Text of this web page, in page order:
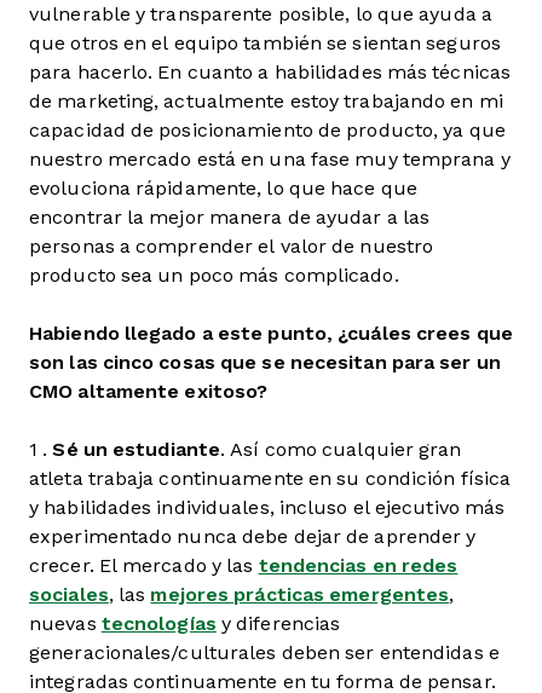
vulnerable y transparente posible, lo que ayuda a
que otros en el equipo también se sientan seguros
para hacerlo. En cuanto a habilidades más técnicas
de marketing, actualmente estoy trabajando en mi
capacidad de posicionamiento de producto, ya que
nuestro mercado está en una fase muy temprana y
evoluciona rápidamente, lo que hace que
encontrar la mejor manera de ayudar a las
personas a comprender el valor de nuestro
producto sea un poco más complicado.
Habiendo llegado a este punto, ¿cuáles crees que
son las cinco cosas que se necesitan para ser un
CMO altamente exitoso?
1 .Sé un estudiante. Así como cualquier gran
atleta trabaja continuamente en su condición física
y habilidades individuales, incluso el ejecutivo más
experimentado nunca debe dejar de aprender y
crecer. El mercado y las tendencias en redes
sociales, las mejores prácticas emergentes,
nuevas tecnologías y diferencias
generacionales/culturales deben ser entendidas e
integradas continuamente en tu forma de pensar.